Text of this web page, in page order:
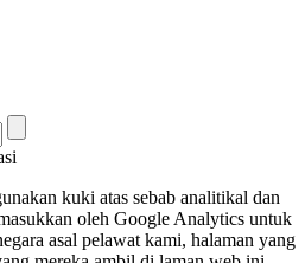
kuki atas sebab analitikal dan
oleh Google Analytics untuk
asal pelawat kami, halaman yang